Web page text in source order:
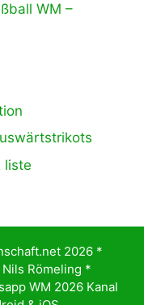
WM –
liste
2026 *
Nils Römeling *
WM 2026 Kanal